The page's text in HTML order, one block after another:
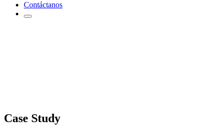
Contáctanos
Case Study